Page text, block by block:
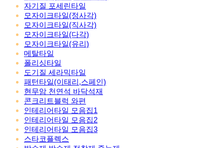
자기질 포세린타일
모자이크타일(정사각)
모자이크타일(직사각)
모자이크타일(다각)
모자이크타일(유리)
메탈타일
폴리싱타일
도기질 세라믹타일
패턴타일(이태리,스페인)
현무암 천연석 바닥석재
콘크리트블럭 와편
인테리어타일 모음집1
인테리어타일 모음집2
인테리어타일 모음집3
스타코플렉스